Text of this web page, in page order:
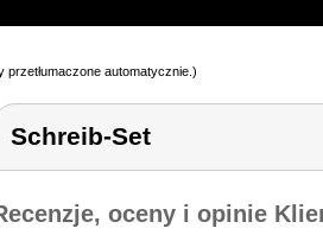
przetłumaczone automatycznie.)
Schreib-Set
oceny i opinie